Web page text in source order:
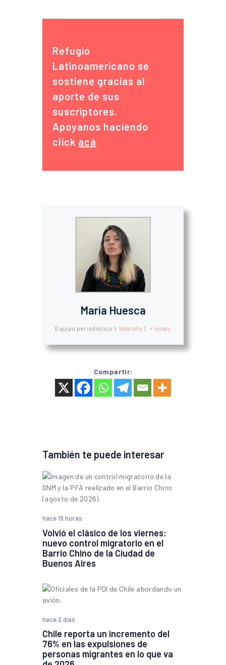
Refugio
Latinoamericano se
sostiene gracias al
aporte de sus
suscriptores.
Apoyanos haciendo
click acá
María Huesca
Equipo periodístico | Website | + notas
Compartir:
También te puede interesar
hace 19 horas
Volvió el clásico de los viernes:
nuevo control migratorio en el
Barrio Chino de la Ciudad de
Buenos Aires
hace 2 días
Chile reporta un incremento del
76% en las expulsiones de
personas migrantes en lo que va